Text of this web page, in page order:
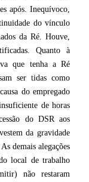
após. Inequívoco,
do vínculo
da Ré. Houve,
Quanto à
que tenha a Ré
ser tidas como
do empregado
de horas
do DSR aos
da gravidade
demais alegações
local de trabalho
não restaram